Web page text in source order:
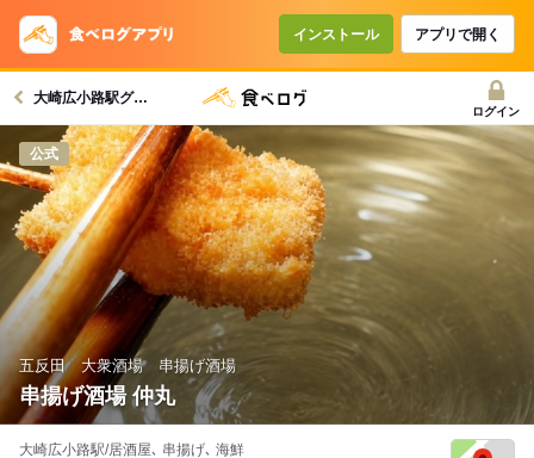
インストール アプリで開く
大崎広小路駅グルメへ
ログイン
公式
五反田 大衆酒場 串揚げ酒場
串揚げ酒場 仲丸
大崎広小路駅/居酒屋､ 串揚げ､ 海鮮
コースで使えるクーポン
戻る
クーポンを利用せず予約する